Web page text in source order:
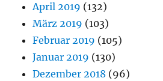
April 2019 (132)
März 2019 (103)
Februar 2019 (105)
Januar 2019 (130)
Dezember 2018 (96)